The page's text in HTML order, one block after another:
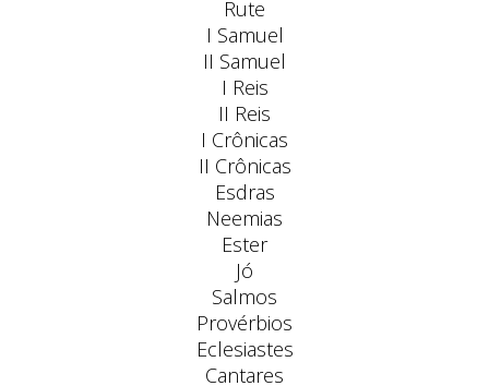
Rute
I Samuel
II Samuel
I Reis
II Reis
I Crônicas
II Crônicas
Esdras
Neemias
Ester
Jó
Salmos
Provérbios
Eclesiastes
Cantares